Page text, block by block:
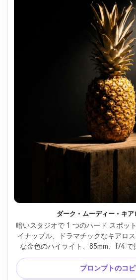
ダーク・ムーディー・キア
暗いスタジオで 1 つのハード スポッ
イナップル、ドラマチックなキアロ
な金色のハイライト、85mm、f/4 で
ト、フォトリアルなファインアート
の小道具 --ar
プロンプトのコ